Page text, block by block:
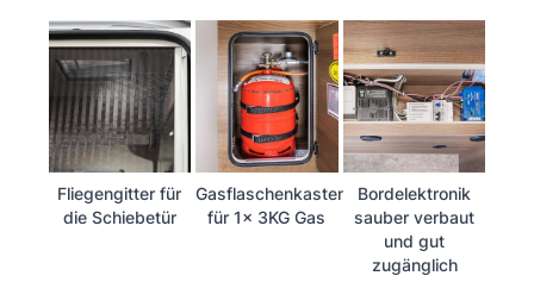
Fliegengitter für
die Schiebetür
Gasflaschenkasten
für 1x 3KG Gas
Bordelektronik
sauber verbaut
und gut
zugänglich